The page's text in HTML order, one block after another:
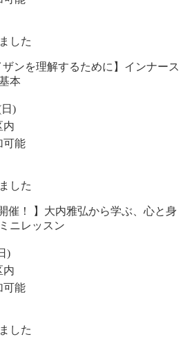
した
ンを理解するために】インナース
本
日)
内
可能
した
催！ 】大内雅弘から学ぶ、心と身
ニレッスン
)
内
可能
した